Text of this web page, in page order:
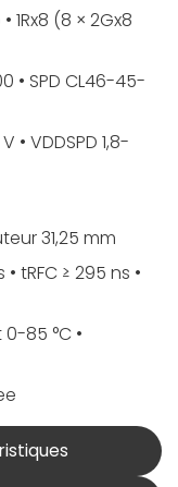
1Rx8 (8 × 2Gx8
• SPD CL46-45-
• VDDSPD 1,8-
31,25 mm
tRFC ≥ 295 ns •
85 °C •